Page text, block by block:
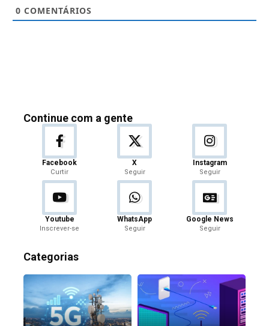
0 COMENTÁRIOS
Continue com a gente
Facebook
Curtir
X
Seguir
Instagram
Seguir
Youtube
Inscrever-se
WhatsApp
Seguir
Google News
Seguir
Categorias